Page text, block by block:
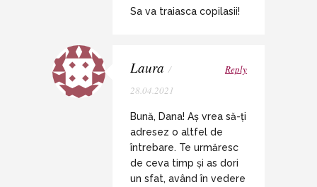
Sa va traiasca copilasii!
Laura /
28.04.2021
Reply
Bună, Dana! Aș vrea să-ți
adresez o altfel de
întrebare. Te urmăresc
de ceva timp și as dori
un sfat, având în vedere